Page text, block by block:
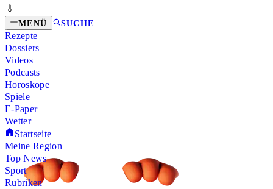
MENÜ SUCHE
Rezepte
Dossiers
Videos
Podcasts
Horoskope
Spiele
E-Paper
Wetter
Startseite
Meine Region
Top News
Sport
Rubriken